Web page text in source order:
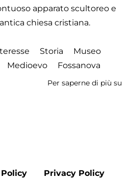
apparato scultoreo e
chiesa cristiana.
Storia
Museo
Medioevo Fossanova
Per saperne di più su
Privacy Policy